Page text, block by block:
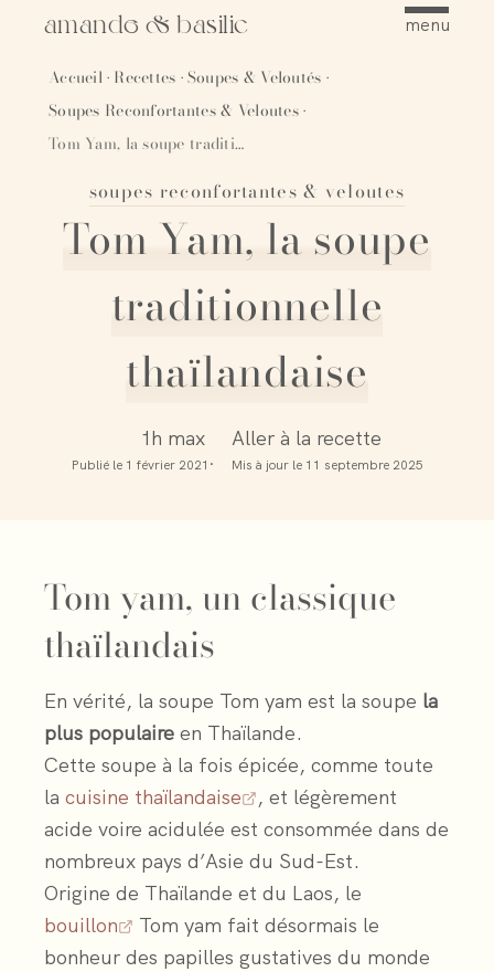
amande & basilic menu
Accueil · Recettes · Soupes & Veloutés ·
Soupes Reconfortantes & Veloutes ·
Tom Yam, la soupe traditionnelle thaïlandaise
Épingler
soupes reconfortantes & veloutes
Tom Yam, la soupe
traditionnelle
thaïlandaise
1h max Aller à la recette
Publié le 1 février 2021 Mis à jour le 11 septembre 2025
Tom yam, un classique
thaïlandais
En vérité, la soupe Tom yam est la soupe la
plus populaire en Thaïlande.
Cette soupe à la fois épicée, comme toute
la cuisine thaïlandaise
, et légèrement
acide voire acidulée est consommée dans de
nombreux pays d’Asie du Sud-Est.
Origine de Thaïlande et du Laos, le
bouillon
Tom yam fait désormais le
bonheur des papilles gustatives du monde